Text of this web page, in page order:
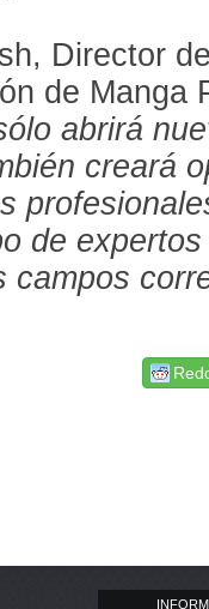
Director
de Manga
abrirá
creará
de